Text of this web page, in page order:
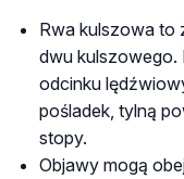
Rwa kulszowa to
dwu kulszowego.
odcinku
pośladek, tylną
stopy.
Objawy mogą